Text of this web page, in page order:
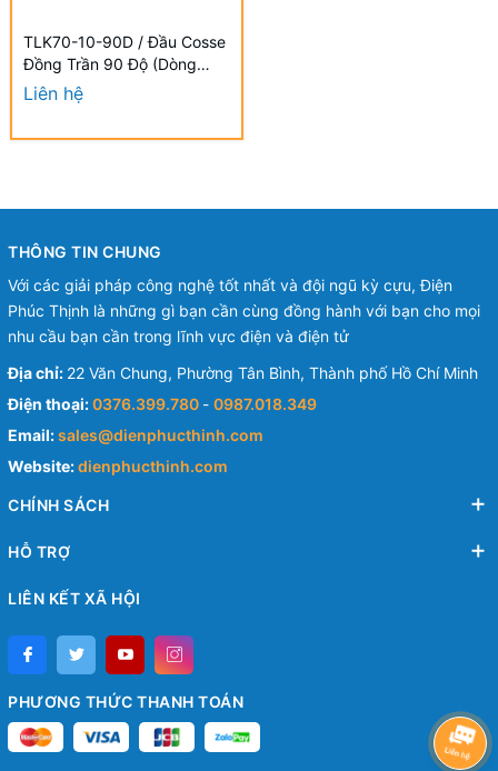
TLK70-10-90D / Đầu Cosse
Đồng Trần 90 Độ (Dòng
TLK-90D) KST 70 mm -
NON-INSULATED COPPER
Liên hệ
THÔNG TIN CHUNG
Với các giải pháp công nghệ tốt nhất và đội ngũ kỳ cựu, Điện
Phúc Thịnh là những gì bạn cần cùng đồng hành với bạn cho mọi
nhu cầu bạn cần trong lĩnh vực điện và điện tử
Địa chỉ: 22 Văn Chung, Phường Tân Bình, Thành phố Hồ Chí Minh
Điện thoại:0376.399.780 - 0987.018.349
Email:sales@dienphucthinh.com
Website:dienphucthinh.com
CHÍNH SÁCH
HỖ TRỢ
LIÊN KẾT XÃ HỘI
PHƯƠNG THỨC THANH TOÁN